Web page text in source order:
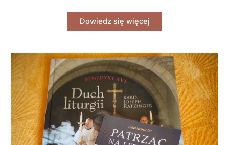
Dowiedz się więcej